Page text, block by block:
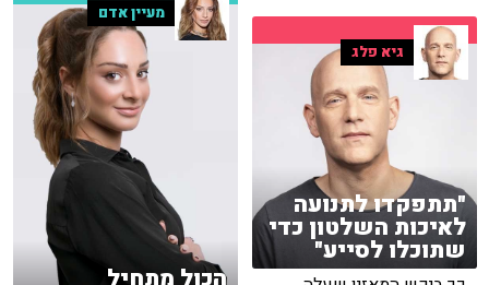
מעיין אדם
גיא פלג
"תתפקדו לתנועה
לאיכות השלטון כדי
שתוכלו לסייע"